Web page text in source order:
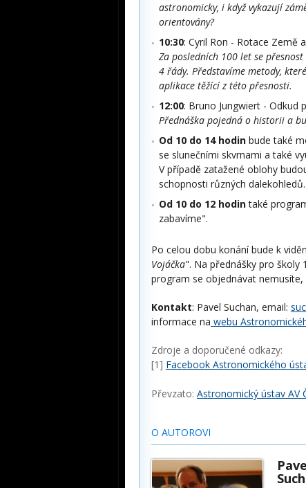
astronomicky, i když vykazují
orientovány?
10:30: Cyril Ron - Rotace Země
Za posledních 100 let se
4 řády. Představíme metody,
aplikace těžící z této přesnosti.
12:00: Bruno Jungwiert - Odkud
Přednáška pojedná o historii a
Od 10 do 14 hodin bude také
se slunečními skvrnami a také
V případě zatažené oblohy
schopnosti různých
Od 10 do 12 hodintaké
zabavíme".
Po celou dobu konání bude k
Vojáčka". Na přednášky pro školy
program se objednávat
Kontakt: Pavel Suchan, email:
informace na webu
Zdroje a doporučené odkazy:
[1] Facebook Astronomického
Převzato: Astronomický ústav AV
O AUTOROVI